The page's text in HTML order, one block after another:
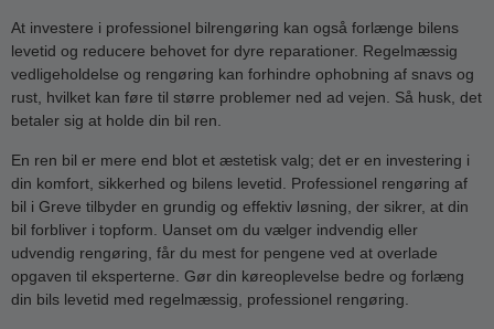
At investere i professionel bilrengøring kan også forlænge bilens
levetid og reducere behovet for dyre reparationer. Regelmæssig
vedligeholdelse og rengøring kan forhindre ophobning af snavs og
rust, hvilket kan føre til større problemer ned ad vejen. Så husk, det
betaler sig at holde din bil ren.
En ren bil er mere end blot et æstetisk valg; det er en investering i
din komfort, sikkerhed og bilens levetid. Professionel rengøring af
bil i Greve tilbyder en grundig og effektiv løsning, der sikrer, at din
bil forbliver i topform. Uanset om du vælger indvendig eller
udvendig rengøring, får du mest for pengene ved at overlade
opgaven til eksperterne. Gør din køreoplevelse bedre og forlæng
din bils levetid med regelmæssig, professionel rengøring.